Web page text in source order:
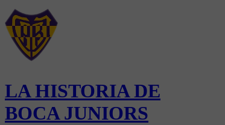
LA HISTORIA DE
BOCA JUNIORS